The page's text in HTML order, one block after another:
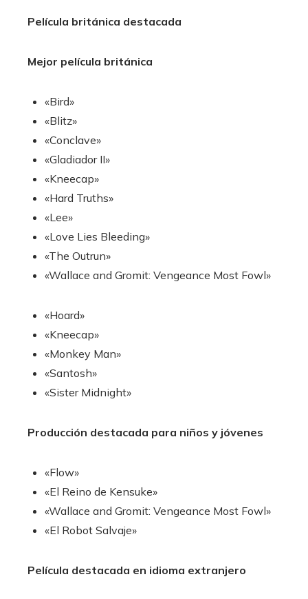
Película británica destacada
Mejor película británica
«Bird»
«Blitz»
«Conclave»
«Gladiador II»
«Kneecap»
«Hard Truths»
«Lee»
«Love Lies Bleeding»
«The Outrun»
«Wallace and Gromit: Vengeance Most Fowl»
«Hoard»
«Kneecap»
«Monkey Man»
«Santosh»
«Sister Midnight»
Producción destacada para niños y jóvenes
«Flow»
«El Reino de Kensuke»
«Wallace and Gromit: Vengeance Most Fowl»
«El Robot Salvaje»
Película destacada en idioma extranjero